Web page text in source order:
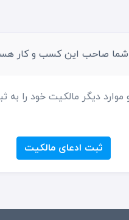
شما صاحب این کسب و کار
دیگر مالکیت خود را به
ثبت ادعای مالکیت